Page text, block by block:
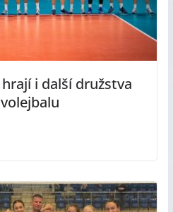
i další družstva